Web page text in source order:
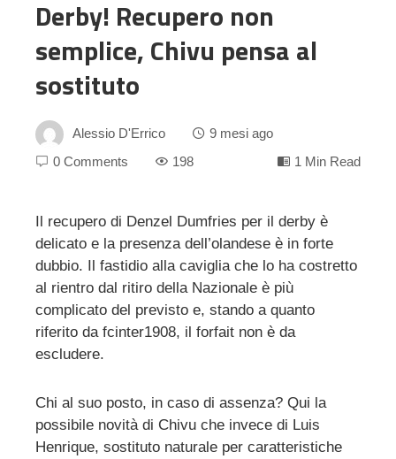
Derby! Recupero non
semplice, Chivu pensa al
sostituto
Alessio D'Errico
9 mesi ago
0 Comments
198 1 Min Read
Il recupero di Denzel Dumfries per il derby è
delicato e la presenza dell’olandese è in forte
dubbio. Il fastidio alla caviglia che lo ha costretto
al rientro dal ritiro della Nazionale è più
complicato del previsto e, stando a quanto
riferito da fcinter1908, il forfait non è da
escludere.
Chi al suo posto, in caso di assenza? Qui la
possibile novità di Chivu che invece di Luis
Henrique, sostituto naturale per caratteristiche